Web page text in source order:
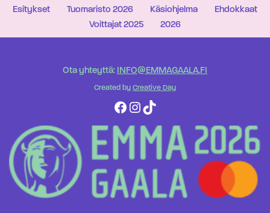
Esitykset
Tuomaristo 2026 Käsiohjelma
Ehdokkaat
Voittajat 2025
2026
Ota yhteyttä: INFO@EMMAGAALA.FI
Created by Creative Day